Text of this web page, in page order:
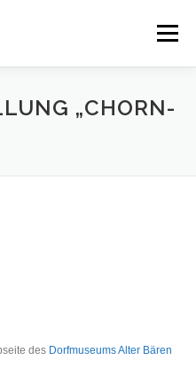
Menü
„CHORN-
des Dorfmuseums Alter Bären